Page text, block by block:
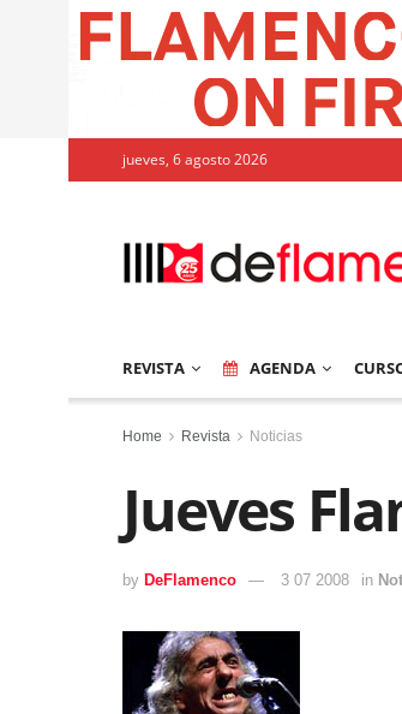
jueves, 6 agosto 2026
REVISTA AGENDA
Home Revista Noticias
Jueves
by DeFlamenco 3 07 2008 in